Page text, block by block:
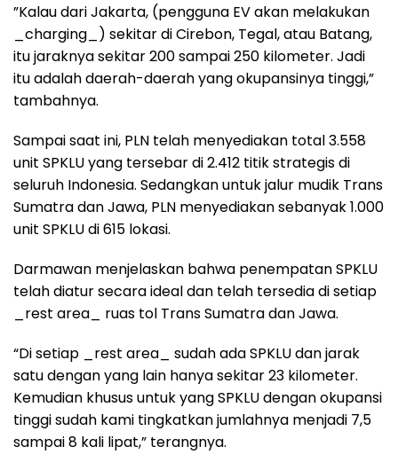
”Kalau dari Jakarta, (pengguna EV akan melakukan
_charging_) sekitar di Cirebon, Tegal, atau Batang,
itu jaraknya sekitar 200 sampai 250 kilometer. Jadi
itu adalah daerah-daerah yang okupansinya tinggi,”
tambahnya.
Sampai saat ini, PLN telah menyediakan total 3.558
unit SPKLU yang tersebar di 2.412 titik strategis di
seluruh Indonesia. Sedangkan untuk jalur mudik Trans
Sumatra dan Jawa, PLN menyediakan sebanyak 1.000
unit SPKLU di 615 lokasi.
Darmawan menjelaskan bahwa penempatan SPKLU
telah diatur secara ideal dan telah tersedia di setiap
_rest area_ ruas tol Trans Sumatra dan Jawa.
“Di setiap _rest area_ sudah ada SPKLU dan jarak
satu dengan yang lain hanya sekitar 23 kilometer.
Kemudian khusus untuk yang SPKLU dengan okupansi
tinggi sudah kami tingkatkan jumlahnya menjadi 7,5
sampai 8 kali lipat,” terangnya.